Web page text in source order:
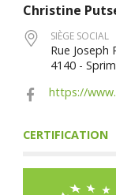
Christine
SIÈGE SOCIAL
Rue Joseph
4140 -
https://
CERTIFICATION